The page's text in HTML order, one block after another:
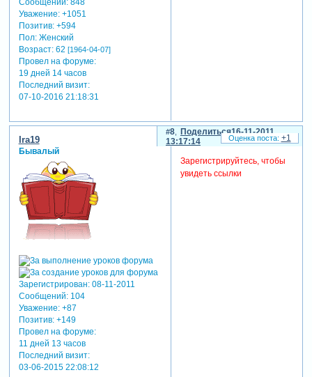
Уважение: +1051
Позитив: +594
Пол:Женский
Возраст:62 [1964-04-07]
Провел на форуме:
19 дней 14 часов
Последний визит:
07-10-2016 21:18:31
Поделиться
8
16-11-2011
13:17:14
Ira19
Бывалый
Зарегистрирован: 08-11-2011
Сообщений:104
Уважение: +87
Позитив: +149
Провел на форуме:
11 дней 13 часов
Последний визит:
03-06-2015 22:08:12
Зарегистрируйтесь, чтобы
увидеть ссылки
+1